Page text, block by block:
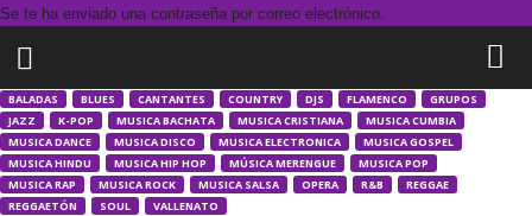
Se te ha enviado una contraseña por correo electrónico.
BALADAS BLUES CANTANTES COUNTRY DJS FLAMENCO
GRUPOS
JAZZ
K-POP MUSICA BACHATA MUSICA CRISTIANA
MUSICA CUMBIA
MUSICA DANCE
MUSICA DISCO MUSICA ELECTRONICA
MUSICA GOSPEL
MUSICA HINDU
MUSICA HIP HOP MÚSICA MERENGUE
MUSICA POP
MUSICA RAP
MUSICA ROCK MUSICA SALSA OPERA R&B
REGGAE
REGGAETÓN
SOUL VALLENATO